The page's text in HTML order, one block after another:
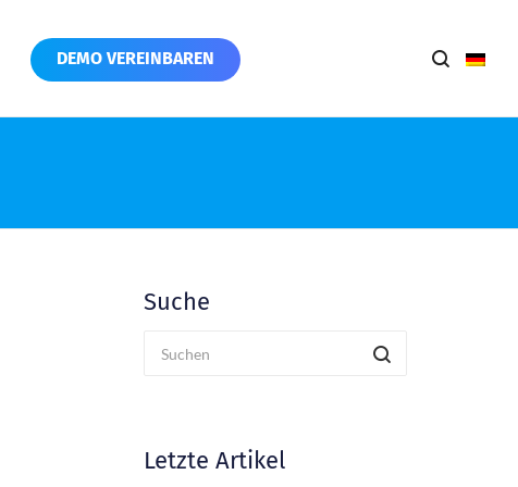
DEMO VEREINBAREN
Suche
Letzte Artikel